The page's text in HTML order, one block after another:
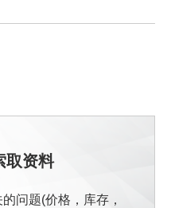
取资料
问题(价格，库存，